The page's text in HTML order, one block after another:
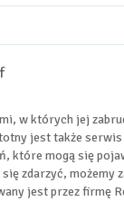
w których jej
jest także
które mogą się
zdarzyć,
jest przez firmę